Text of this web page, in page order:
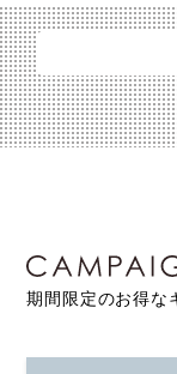
期間限定のお得な